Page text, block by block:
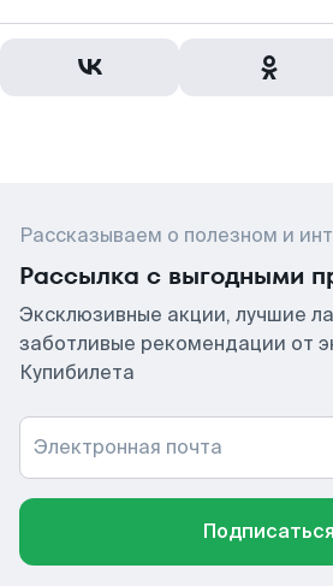
Рассказываем о полезном и
Рассылка с выгодными
Эксклюзивные акции, лучшие
заботливые рекомендации от
Купибилета
Электронная почта
Подписаться